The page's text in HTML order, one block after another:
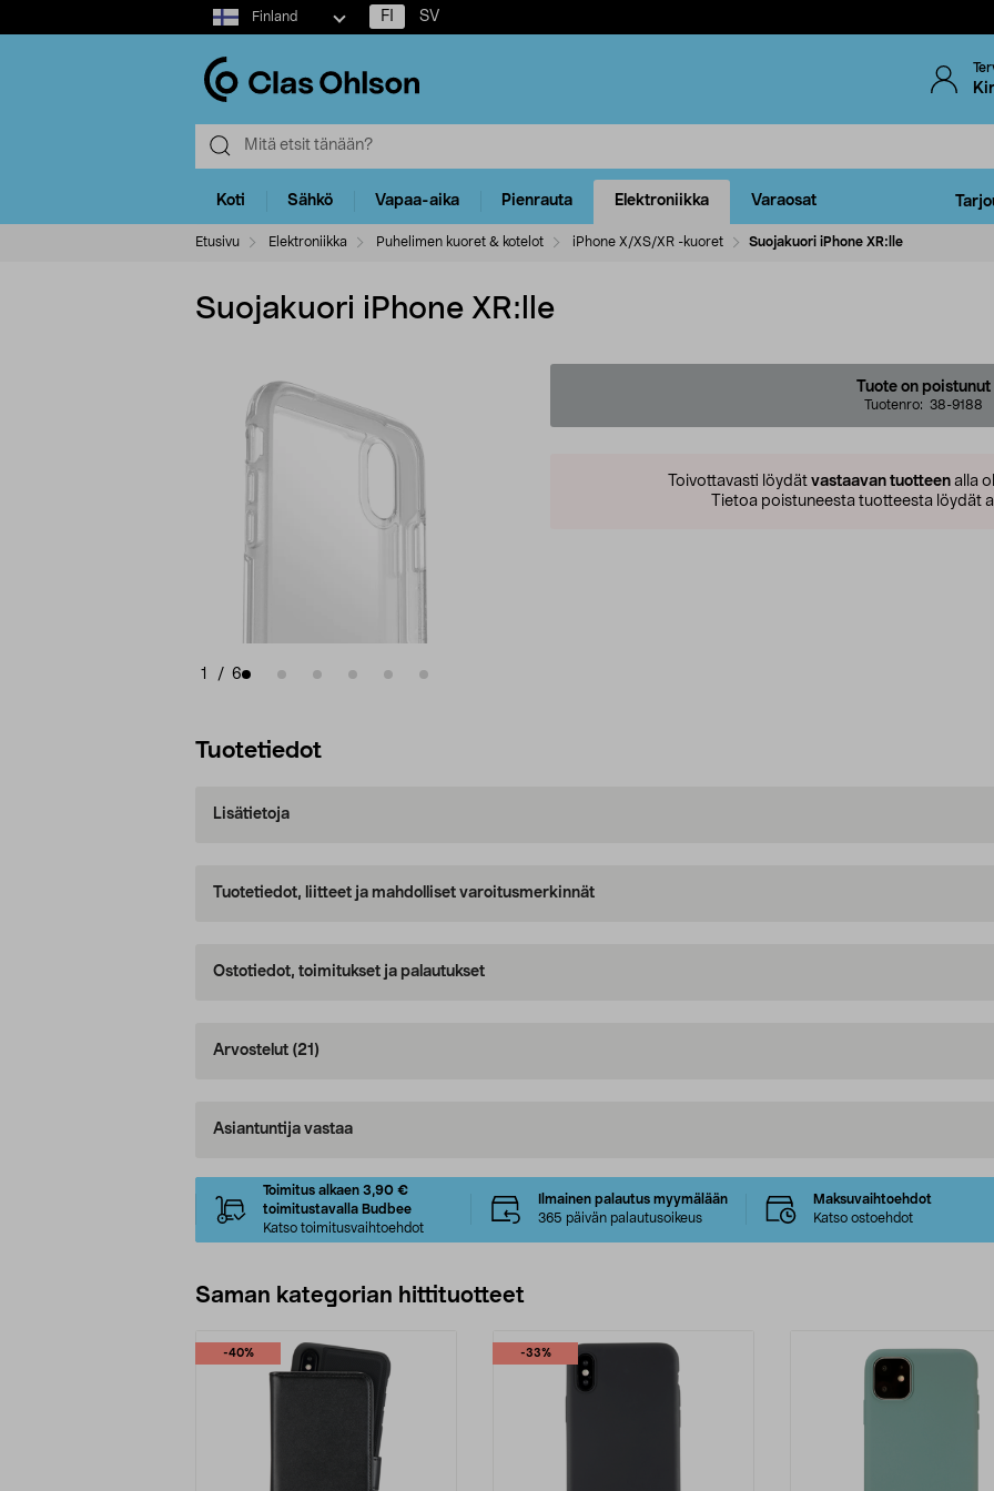
Select
market
Finland FI SV
Koti Sähkö Vapaa-aika Pienrauta Elektroniikka Varaosat
Etusivu Elektroniikka Puhelimen kuoret & kotelot iPhone X/XS/XR -kuoret Suojakuori iPhone XR:lle
Suojakuori iPhone XR:lle
1 / 6
Tuote on poistunut
Tuotenro: 38-9188
Toivottavasti löydät vastaavan tuotteen alla
Tietoa poistuneesta tuotteesta löydät
Tuotetiedot
Lisätietoja
Tuotetiedot, liitteet ja mahdolliset varoitusmerkinnät
Ostotiedot, toimitukset ja palautukset
Arvostelut (21)
Asiantuntija vastaa
Toimitus alkaen 3,90 €
toimitustavalla Budbee
Katso toimitusvaihtoehdot
Ilmainen palautus myymälään
365 päivän palautusoikeus
Maksuvaihtoehdot
Katso ostoehdot
Saman kategorian hittituotteet
-40% -33%